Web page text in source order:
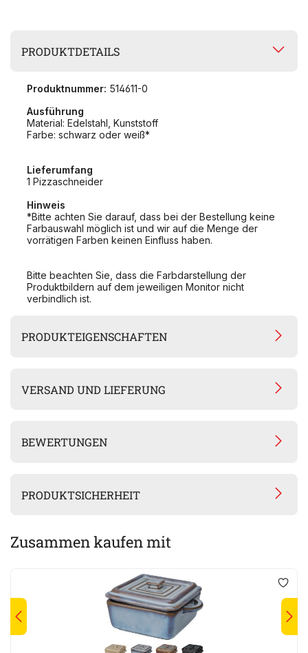
PRODUKTDETAILS
Produktnummer: 514611-0
Ausführung
Material: Edelstahl, Kunststoff
Farbe: schwarz oder weiß*
Lieferumfang
1 Pizzaschneider
Hinweis
*Bitte achten Sie darauf, dass bei der Bestellung keine
Farbauswahl möglich ist und wir auf die Menge der
vorrätigen Farben keinen Einfluss haben.
Bitte beachten Sie, dass die Farbdarstellung der
Produktbildern auf dem jeweiligen Monitor nicht
verbindlich ist.
PRODUKTEIGENSCHAFTEN
VERSAND UND LIEFERUNG
BEWERTUNGEN
PRODUKTSICHERHEIT
Zusammen kaufen mit